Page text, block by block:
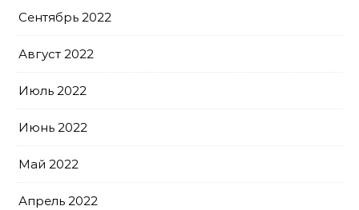
Сентябрь 2022
Август 2022
Июль 2022
Июнь 2022
Май 2022
Апрель 2022